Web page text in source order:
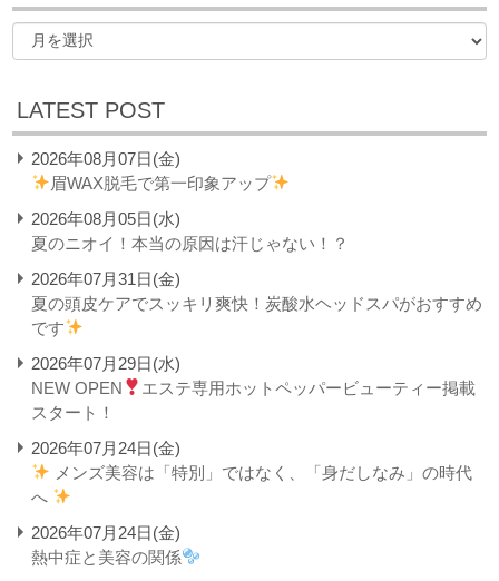
LATEST POST
2026年08月07日(金)
眉WAX脱毛で第一印象アップ
2026年08月05日(水)
夏のニオイ！本当の原因は汗じゃない！？
2026年07月31日(金)
夏の頭皮ケアでスッキリ爽快！炭酸水ヘッドスパがおすすめ
です
2026年07月29日(水)
NEW OPEN
エステ専用ホットペッパービューティー掲載
スタート！
2026年07月24日(金)
メンズ美容は「特別」ではなく、「身だしなみ」の時代
へ
2026年07月24日(金)
熱中症と美容の関係